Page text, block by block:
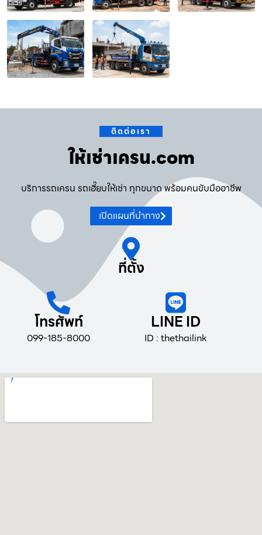
ติดต่อเรา
ให้เช่าเครน.com
บริการรถเครน รถเฮี๊ยบให้เช่า ทุกขนาด พร้อมคนขับมืออาชีพ
เปิดแผนที่นำทาง
ที่ตั้ง
โทรศัพท์
099-185-8000
LINE ID
ID : thethailink